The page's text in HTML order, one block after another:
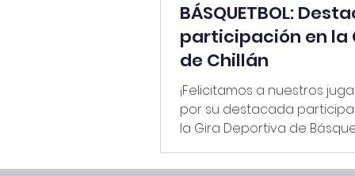
BÁSQUETBOL:
participación en la
de Chillán
¡Felicitamos a nuestros
por su destacada
la Gira Deportiva de
Categoría Infantil Damas: